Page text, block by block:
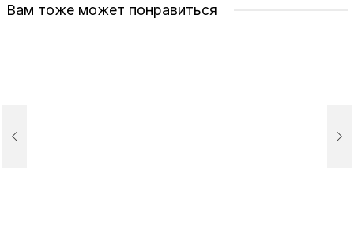
Вам тоже может понравиться